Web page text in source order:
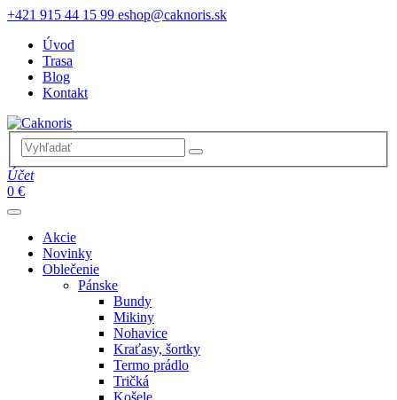
+421 915 44 15 99 eshop@caknoris.sk
Úvod
Trasa
Blog
Kontakt
Účet
0 €
Akcie
Novinky
Oblečenie
Pánske
Bundy
Mikiny
Nohavice
Kraťasy, šortky
Termo prádlo
Tričká
Košele